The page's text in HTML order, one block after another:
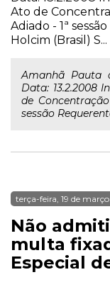
Ato de
Adiado - 1ª
Holcim (Brasil) S...
Amanhã Pauta
Data: 13.2.2008
de Concentração
sessão
terça-feira, 19 de março
Não
multa
Especial